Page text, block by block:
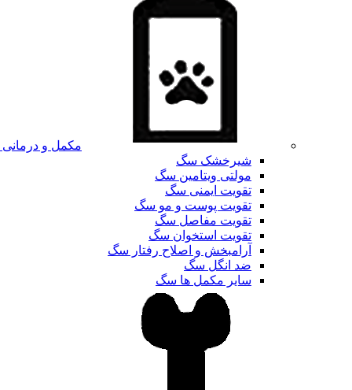
مکمل و
شیرخشک سگ
مولتی ویتامین سگ
تقویت ایمنی سگ
تقویت پوست و مو سگ
تقویت مفاصل سگ
تقویت استخوان سگ
آرامبخش و اصلاح رفتار سگ
ضد انگل سگ
سایر مکمل ها سگ